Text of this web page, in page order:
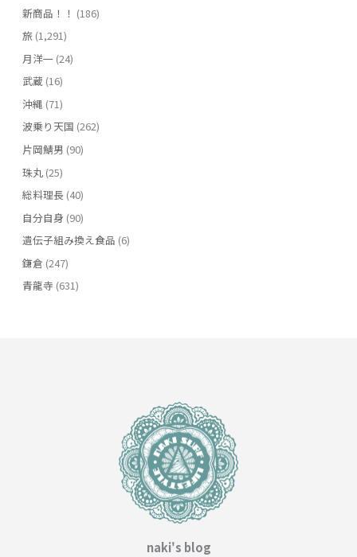
新商品！！ (186)
旅(1,291)
月洋一 (24)
武蔵(16)
沖縄 (71)
波乗り天国 (262)
片岡鯖男 (90)
珠丸(25)
総料理長 (40)
自分自身 (90)
遺伝子組み換え食品 (6)
鎌倉 (247)
青龍寺 (631)
naki's blog